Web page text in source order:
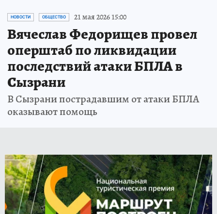
НОВОСТИ ОБЩЕСТВО 21 мая 2026 15:00
Вячеслав Федорищев провел
оперштаб по ликвидации
последствий атаки БПЛА в
Сызрани
В Сызрани пострадавшим от атаки БПЛА
оказывают помощь